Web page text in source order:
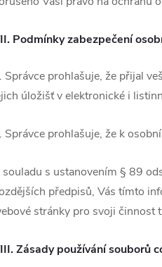
Podmínky zabezpečení
Správce prohlašuje, že přijal
úložišť v elektronické i
Správce prohlašuje, že k
souladu s ustanovením § 89
předpisů, Vás tímto
stránky pro svoji činnost
Zásady používání souborů